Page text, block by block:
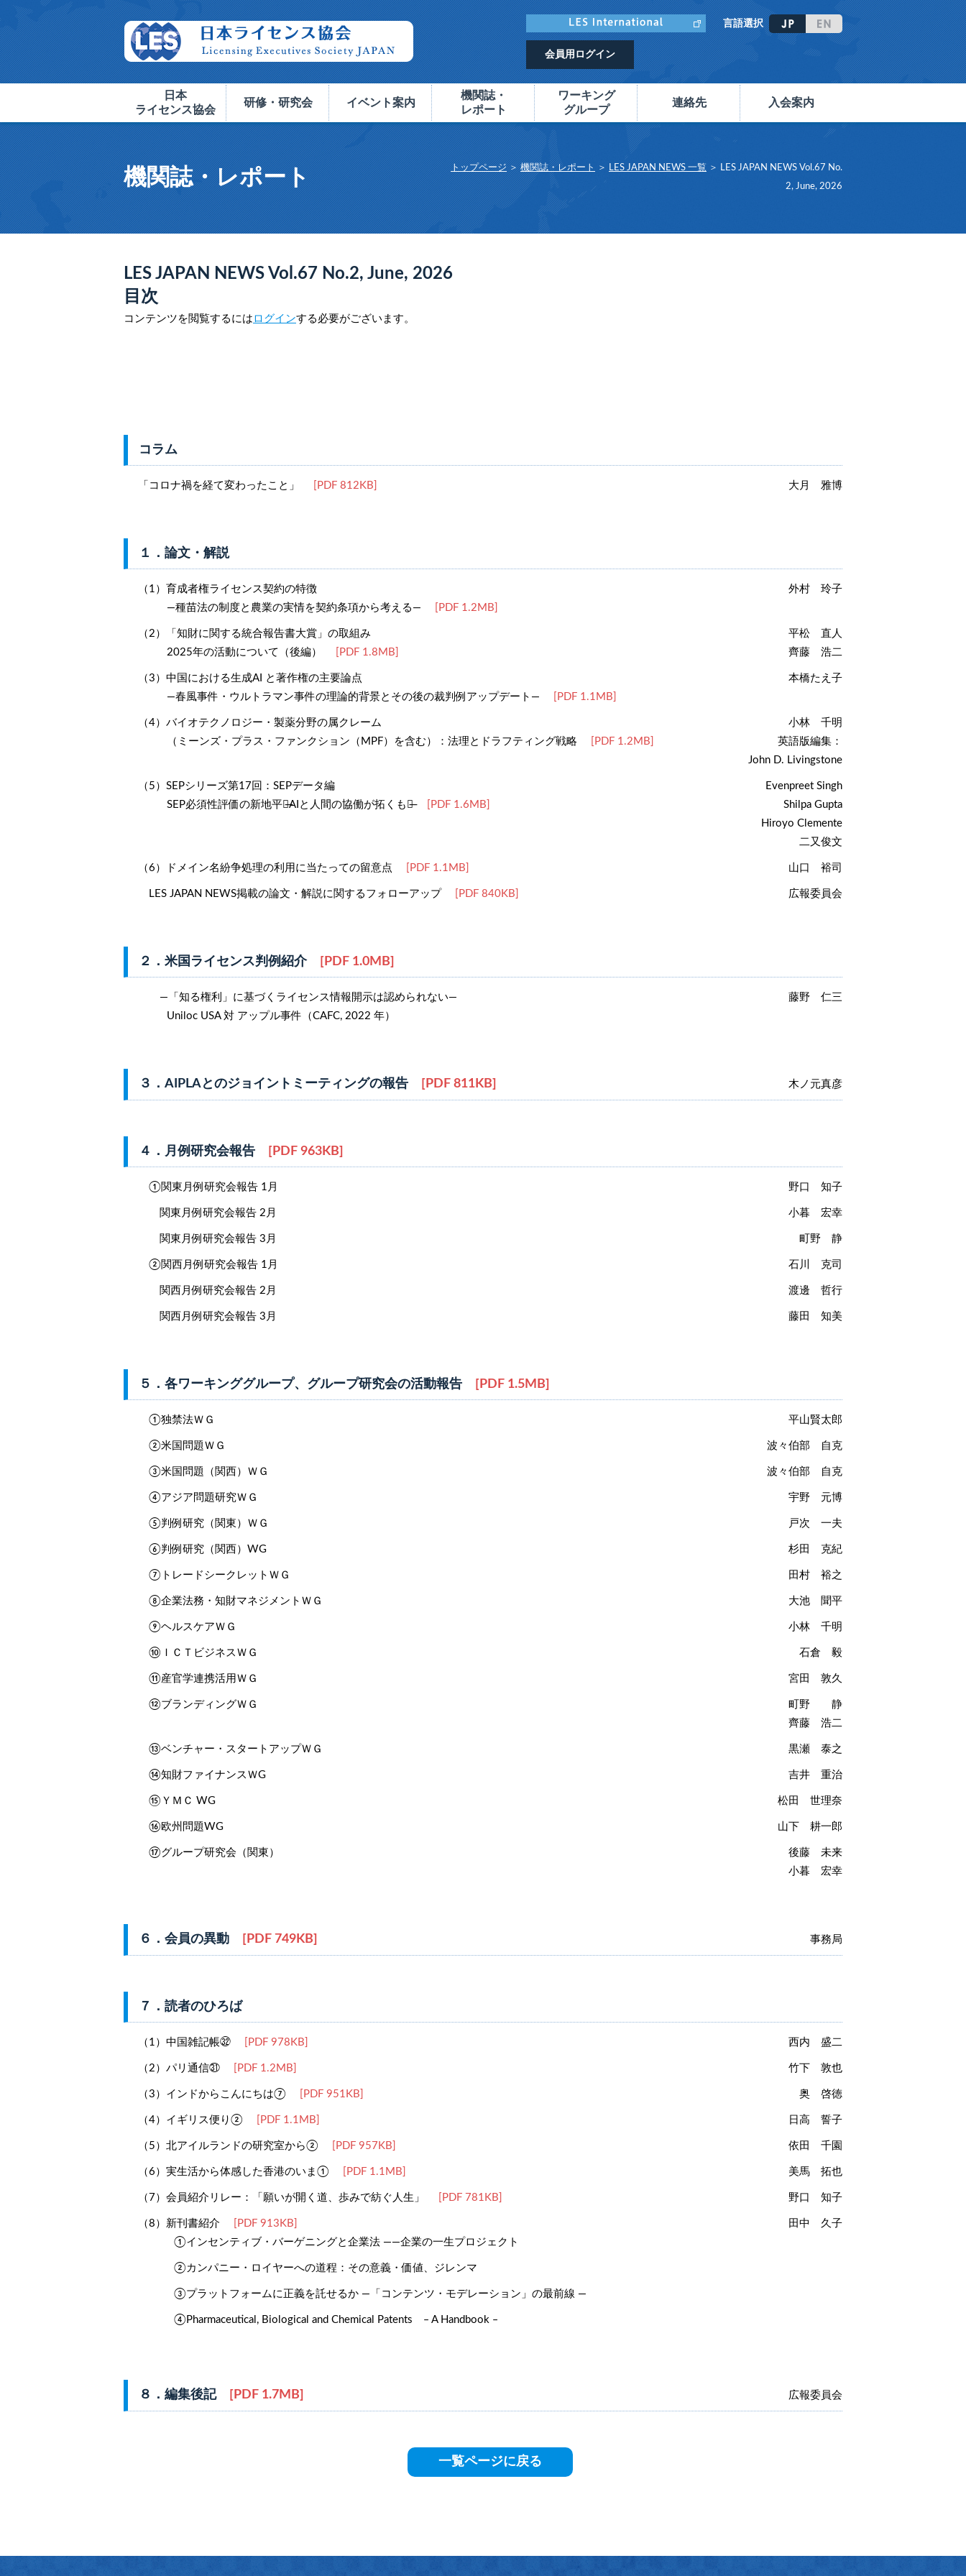
言語選択
会員用ログイン
日本
ライセンス協会
研修・研究会 イベント案内
機関誌・
レポート
ワーキング
グループ
連絡先 入会案内
機関誌・レポート トップページ＞機関誌・レポート ＞ LES JAPAN NEWS 一覧 ＞ LES JAPAN NEWS Vol.67 No.
2, June, 2026
LES JAPAN NEWS Vol.67 No.2, June, 2026
目次
コンテンツを閲覧するには ログインする必要がございます。
コラム
「コロナ禍を経て変わったこと」 [PDF 812KB] 大月 雅博
１．論文・解説
（1）育成者権ライセンス契約の特徴
―種苗法の制度と農業の実情を契約条項から考える―
[PDF 1.2MB]
外村 玲子
（2）「知財に関する統合報告書大賞」の取組み
2025年の活動について（後編）
[PDF 1.8MB]
平松 直人
齊藤 浩二
（3）中国における生成AI と著作権の主要論点
―春風事件・ウルトラマン事件の理論的背景とその後の裁判例アップデート―
[PDF 1.1MB]
本橋たえ子
（4）バイオテクノロジー・製薬分野の属クレーム
（ミーンズ・プラス・ファンクション（MPF）を含む）：法理とドラフティング戦略
[PDF 1.2MB]
小林 千明
英語版編集：
John D. Livingstone
（5）SEPシリーズ第17回：SEPデータ編
SEP必須性評価の新地平線̶AIと人間の協働が拓くもの̶ [PDF 1.6MB]
Evenpreet Singh
Shilpa Gupta
Hiroyo Clemente
二又俊文
（6）ドメイン名紛争処理の利用に当たっての留意点 [PDF 1.1MB] 山口 裕司
LES JAPAN NEWS掲載の論文・解説に関するフォローアップ [PDF 840KB] 広報委員会
２．米国ライセンス判例紹介[PDF 1.0MB]
―「知る権利」に基づくライセンス情報開示は認められない―
Uniloc USA 対 アップル事件（CAFC, 2022 年）
藤野 仁三
３．AIPLAとのジョイントミーティングの報告 [PDF 811KB] 木ノ元真彦
４．月例研究会報告 [PDF 963KB]
①関東月例研究会報告 1月 野口 知子
関東月例研究会報告 2月 小暮 宏幸
関東月例研究会報告 3月 町野 静
②関西月例研究会報告 1月 石川 克司
関西月例研究会報告 2月 渡邊 哲行
関西月例研究会報告 3月 藤田 知美
５．各ワーキンググループ、グループ研究会の活動報告 [PDF 1.5MB]
①独禁法ＷＧ 平山賢太郎
②米国問題ＷＧ 波々伯部 自克
③米国問題（関西）ＷＧ 波々伯部 自克
④アジア問題研究ＷＧ 宇野 元博
⑤判例研究（関東）ＷＧ 戸次 一夫
⑥判例研究（関西）WG 杉田 克紀
⑦トレードシークレットＷＧ 田村 裕之
⑧企業法務・知財マネジメントＷＧ 大池 聞平
⑨ヘルスケアＷＧ 小林 千明
⑩ＩＣＴビジネスＷＧ 石倉 毅
⑪産官学連携活用ＷＧ 宮田 敦久
⑫ブランディングＷＧ
町野 静
齊藤 浩二
⑬ベンチャー・スタートアップＷＧ 黒瀬 泰之
⑭知財ファイナンスＷG 吉井 重治
⑮ＹＭＣ WG 松田 世理奈
⑯欧州問題WG 山下 耕一郎
⑰グループ研究会（関東）
後藤 未来
小暮 宏幸
６．会員の異動 [PDF 749KB] 事務局
７．読者のひろば
（1）中国雑記帳㉜ [PDF 978KB] 西内 盛二
（2）パリ通信㉛ [PDF 1.2MB] 竹下 敦也
（3）インドからこんにちは⑦ [PDF 951KB] 奥 啓徳
（4）イギリス便り② [PDF 1.1MB] 日高 誓子
（5）北アイルランドの研究室から② [PDF 957KB] 依田 千園
（6）実生活から体感した香港のいま① [PDF 1.1MB] 美馬 拓也
（7）会員紹介リレー：「願いが開く道、歩みで紡ぐ人生」 [PDF 781KB] 野口 知子
（8）新刊書紹介 [PDF 913KB]
田中 久子
①インセンティブ・バーゲニングと企業法 ――企業の一生プロジェクト
②カンパニー・ロイヤーへの道程：その意義・価値、ジレンマ
③プラットフォームに正義を託せるか ―「コンテンツ・モデレーション」の最前線 ―
④Pharmaceutical, Biological and Chemical Patents ‒ A Handbook ‒
８．編集後記[PDF 1.7MB] 広報委員会
一覧ページに戻る